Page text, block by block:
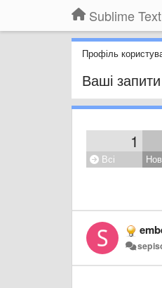
Sublime Text
Профіль
Ваші
1
Всі